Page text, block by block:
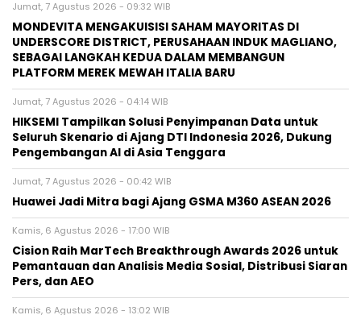
Jumat, 7 Agustus 2026 - 09:32 WIB
MONDEVITA MENGAKUISISI SAHAM MAYORITAS DI
UNDERSCORE DISTRICT, PERUSAHAAN INDUK MAGLIANO,
SEBAGAI LANGKAH KEDUA DALAM MEMBANGUN
PLATFORM MEREK MEWAH ITALIA BARU
Jumat, 7 Agustus 2026 - 04:14 WIB
HIKSEMI Tampilkan Solusi Penyimpanan Data untuk
Seluruh Skenario di Ajang DTI Indonesia 2026, Dukung
Pengembangan AI di Asia Tenggara
Jumat, 7 Agustus 2026 - 00:42 WIB
Huawei Jadi Mitra bagi Ajang GSMA M360 ASEAN 2026
Kamis, 6 Agustus 2026 - 17:00 WIB
Cision Raih MarTech Breakthrough Awards 2026 untuk
Pemantauan dan Analisis Media Sosial, Distribusi Siaran
Pers, dan AEO
Kamis, 6 Agustus 2026 - 13:02 WIB